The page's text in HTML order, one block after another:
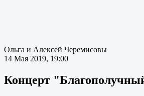
Ольга и Алексей Черемисовы
14 Мая 2019, 19:00
Концерт